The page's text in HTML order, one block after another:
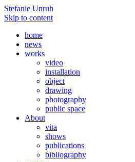
Stefanie Unruh
Skip to content
home
news
works
video
installation
object
drawing
photography
public space
About
vita
shows
publications
bibliography